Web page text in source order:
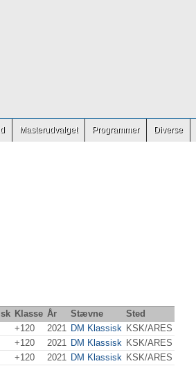
Masterudvalget Programmer Diverse
Klasse År Stævne
Sted
+120 2021 DM Klassisk KSK/ARES
+120 2021 DM Klassisk KSK/ARES
+120 2021 DM Klassisk KSK/ARES